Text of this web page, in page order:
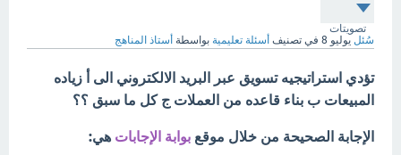
تصويتات
سُئل يوليو 8 في تصنيف أسئلة تعليمية بواسطة أستاذ المناهج
تؤدي استراتيجيه تسويق عبر البريد الالكتروني الى أ زياده
المبيعات ب بناء قاعده من العملات ج كل ما سبق ؟؟
الإجابة الصحيحة من خلال موقع بوابة الإجابات هي: